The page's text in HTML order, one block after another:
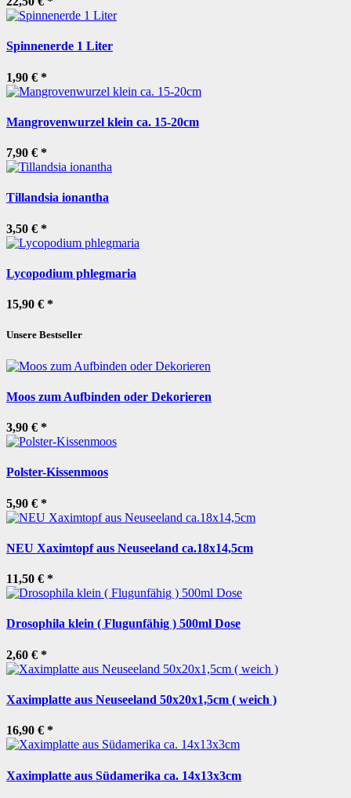
Spinnenerde 1 Liter
1,90 € *
Mangrovenwurzel klein ca. 15-20cm
7,90 € *
Tillandsia ionantha
3,50 € *
Lycopodium phlegmaria
15,90 € *
Unsere Bestseller
Moos zum Aufbinden oder Dekorieren
3,90 € *
Polster-Kissenmoos
5,90 € *
NEU Xaximtopf aus Neuseeland ca.18x14,5cm
11,50 € *
Drosophila klein ( Flugunfähig ) 500ml Dose
2,60 € *
Xaximplatte aus Neuseeland 50x20x1,5cm ( weich )
16,90 € *
Xaximplatte aus Südamerika ca. 14x13x3cm